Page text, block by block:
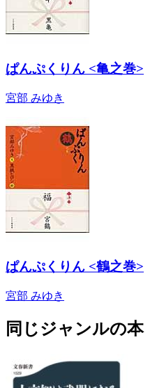
ぱんぷくりん <亀之巻>
宮部 みゆき
ぱんぷくりん <鶴之巻>
宮部 みゆき
同じジャンルの本